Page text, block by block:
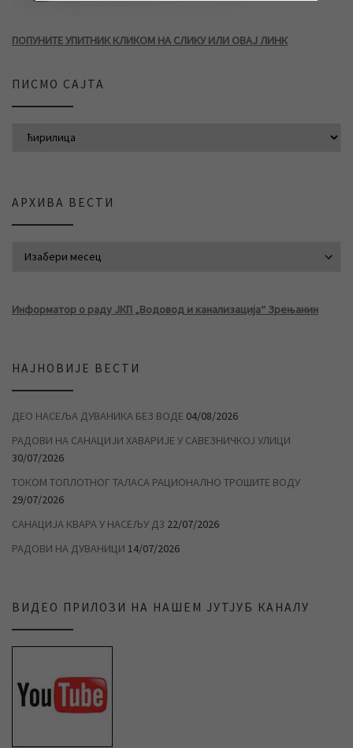
ПОПУНИТЕ УПИТНИК КЛИКОМ НА СЛИКУ ИЛИ ОВАЈ ЛИНК
ПИСМО САЈТА
АРХИВА ВЕСТИ
Информатор о раду ЈКП „Водовод и канализација“ Зрењанин
НАЈНОВИЈЕ ВЕСТИ
ДЕО НАСЕЉА ДУВАНИКА БЕЗ ВОДЕ 04/08/2026
РАДОВИ НА САНАЦИЈИ ХАВАРИЈЕ У САВЕЗНИЧКОЈ УЛИЦИ
30/07/2026
ТОКОМ ТОПЛОТНОГ ТАЛАСА РАЦИОНАЛНО ТРОШИТЕ ВОДУ
29/07/2026
САНАЦИЈА КВАРА У НАСЕЉУ Д3 22/07/2026
РАДОВИ НА ДУВАНИЦИ 14/07/2026
ВИДЕО ПРИЛОЗИ НА НАШЕМ ЈУТЈУБ КАНАЛУ